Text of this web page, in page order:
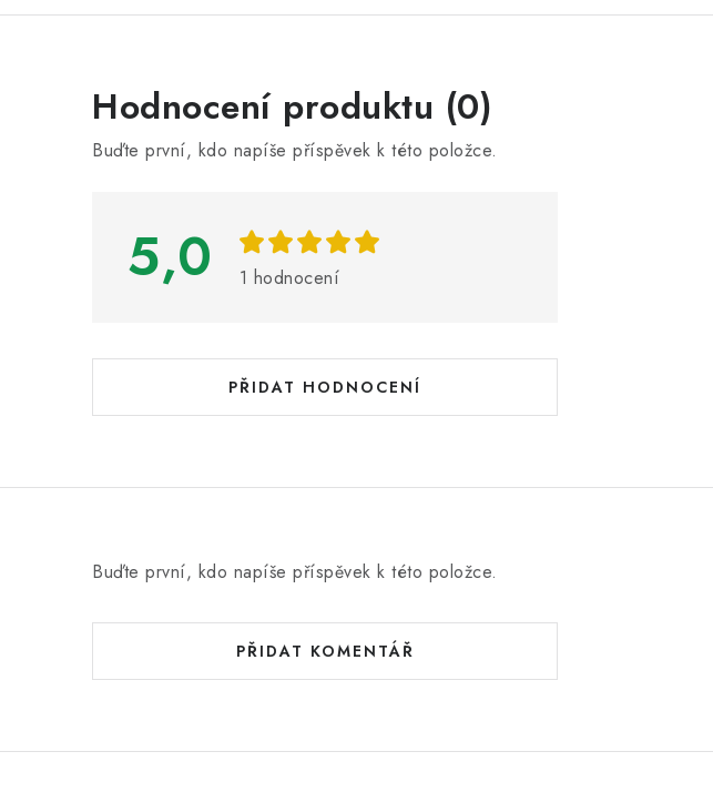
Hodnocení produktu (0)
Buďte první, kdo napíše příspěvek k této položce.
5,0 1 hodnocení
PŘIDAT HODNOCENÍ
V
ý
d
o
í
Buďte první, kdo napíše příspěvek k této položce.
PŘIDAT KOMENTÁŘ